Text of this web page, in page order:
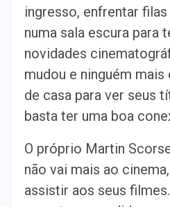
ingresso, enfrentar
numa sala escura para
novidades
mudou e ninguém
de casa para ver seus
basta ter uma boa
O próprio Martin
não vai mais ao
assistir aos seus